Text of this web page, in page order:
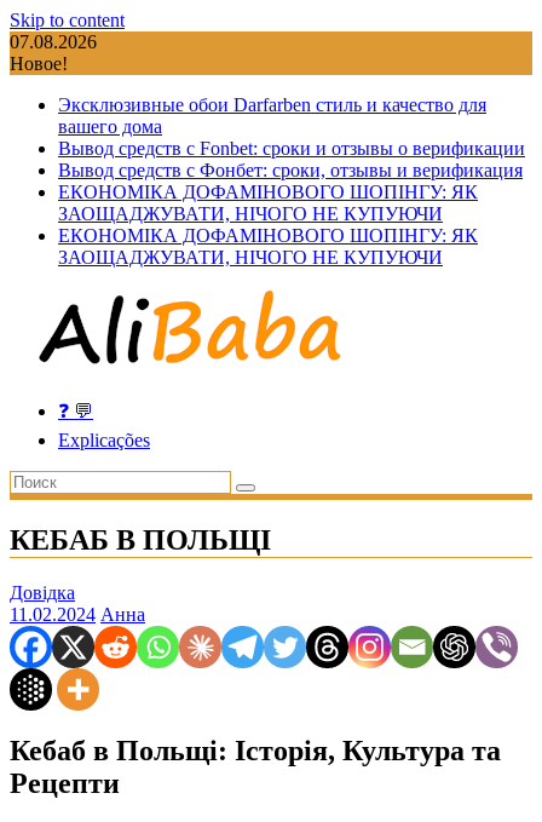
Skip to content
07.08.2026
Новое!
Эксклюзивные обои Darfarben стиль и качество для
вашего дома
Вывод средств с Fonbet: сроки и отзывы о верификации
Вывод средств с Фонбет: сроки, отзывы и верификация
ЕКОНОМІКА ДОФАМІНОВОГО ШОПІНГУ: ЯК
ЗАОЩАДЖУВАТИ, НІЧОГО НЕ КУПУЮЧИ
ЕКОНОМІКА ДОФАМІНОВОГО ШОПІНГУ: ЯК
ЗАОЩАДЖУВАТИ, НІЧОГО НЕ КУПУЮЧИ
❓ 💬
Explicações
КЕБАБ В ПОЛЬЩІ
Довідка
11.02.2024 Анна
Кебаб в Польщі: Історія, Культура та
Рецепти